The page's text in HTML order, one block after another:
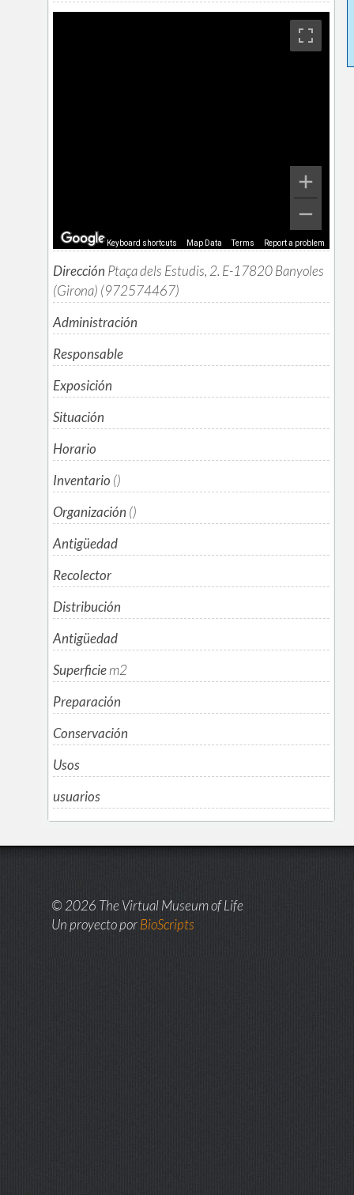
Keyboard shortcuts Map Data Terms Report a problem
Dirección Ptaça dels Estudis, 2. E-17820 Banyoles
(Girona) (972574467)
Administración
Responsable
Exposición
Situación
Horario
Inventario ()
Organización ()
Antigüedad
Recolector
Distribución
Antigüedad
Superficiem2
Preparación
Conservación
Usos
usuarios
© 2026 The Virtual Museum of Life
Un proyecto porBioScripts